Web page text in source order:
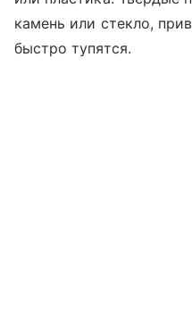
камень или стекло,
быстро тупятся.